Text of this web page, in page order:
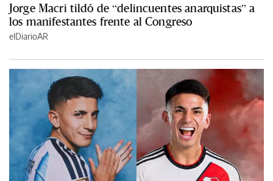
Jorge Macri tildó de “delincuentes anarquistas” a
los manifestantes frente al Congreso
elDiarioAR